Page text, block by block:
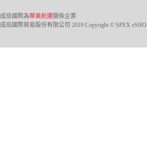
成岳國際為華美航運關係企業
成岳國際貿易股份有限公司 2019 Copyright © SPEX